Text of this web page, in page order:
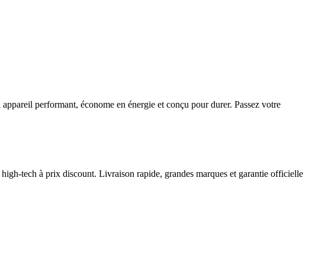
performant, économe en énergie et conçu pour durer. Passez votre
tech à prix discount. Livraison rapide, grandes marques et garantie officielle